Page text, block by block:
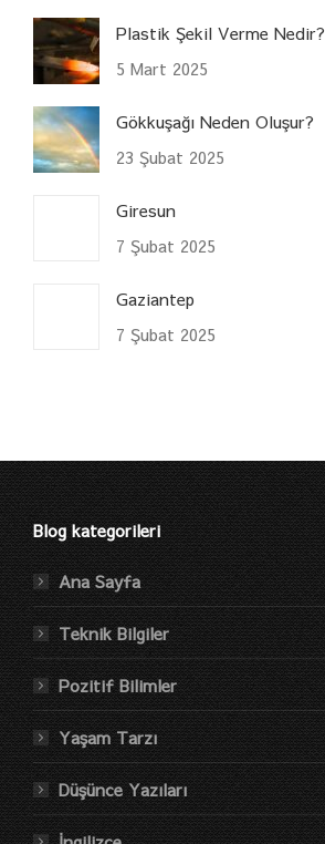
Plastik Şekil Verme Nedir?
5 Mart 2025
Gökkuşağı Neden Oluşur?
23 Şubat 2025
Giresun
7 Şubat 2025
Gaziantep
7 Şubat 2025
Blog kategorileri
Ana Sayfa
Teknik Bilgiler
Pozitif Bilimler
Yaşam Tarzı
Düşünce Yazıları